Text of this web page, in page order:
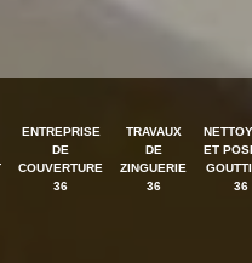
ENTREPRISE
DE
COUVERTURE
36
TRAVAUX
DE
ZINGUERIE
36
ET
36